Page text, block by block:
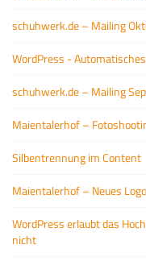
schuhwerk.de – Mailing
WordPress -
schuhwerk.de – Mailing
Maientalerhof –
Silbentrennung im Content
Maientalerhof – Neues Logo
WordPress erlaubt das
nicht